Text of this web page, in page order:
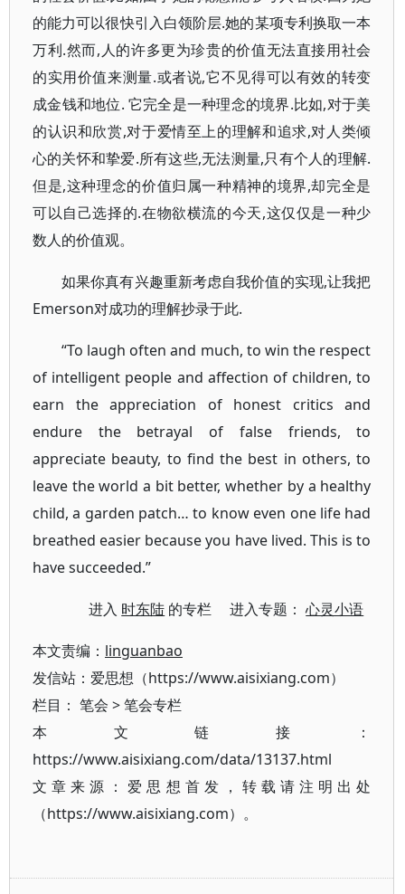
的能力可以很快引入白领阶层.她的某项专利换取一本
万利.然而,人的许多更为珍贵的价值无法直接用社会
的实用价值来测量.或者说,它不见得可以有效的转变
成金钱和地位. 它完全是一种理念的境界.比如,对于美
的认识和欣赏,对于爱情至上的理解和追求,对人类倾
心的关怀和挚爱.所有这些,无法测量,只有个人的理解.
但是,这种理念的价值归属一种精神的境界,却完全是
可以自己选择的.在物欲横流的今天,这仅仅是一种少
数人的价值观。
如果你真有兴趣重新考虑自我价值的实现,让我把
Emerson对成功的理解抄录于此.
“To laugh often and much, to win the respect
of intelligent people and affection of children, to
earn the appreciation of honest critics and
endure the betrayal of false friends, to
appreciate beauty, to find the best in others, to
leave the world a bit better, whether by a healthy
child, a garden patch… to know even one life had
breathed easier because you have lived. This is to
have succeeded.”
进入 时东陆 的专栏 进入专题：心灵小语
本文责编： linguanbao
发信站：爱思想（https://www.aisixiang.com）
栏目： 笔会 >笔会专栏
本文链接：
https://www.aisixiang.com/data/13137.html
文章来源：爱思想首发，转载请注明出处
（https://www.aisixiang.com）。